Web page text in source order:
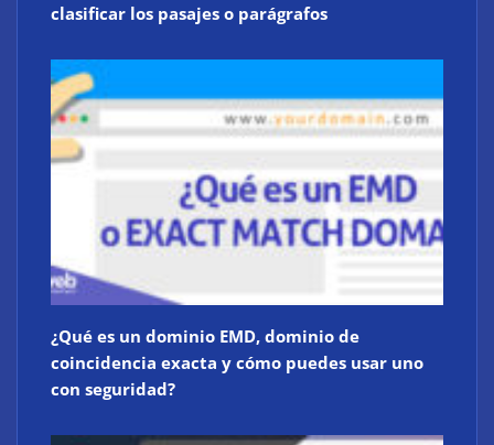
clasificar los pasajes o parágrafos
¿Qué es un dominio EMD, dominio de
coincidencia exacta y cómo puedes usar uno
con seguridad?